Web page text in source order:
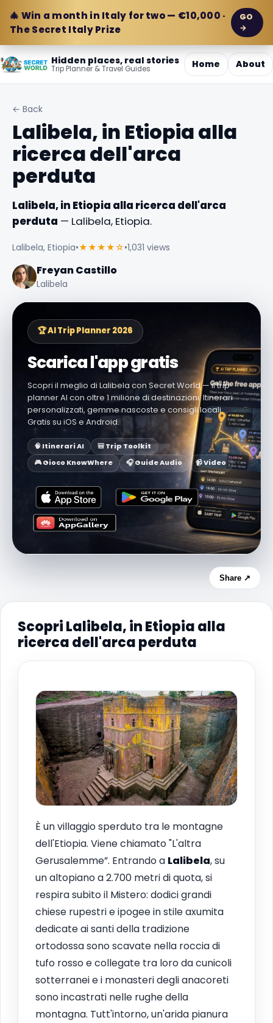
🎄 Win a month in Italy for two — €10,000 ·
The Secret Italy Prize
GO
→
Hidden places, real stories
Trip Planner & Travel Guides Home About
← Back
Lalibela, in Etiopia alla
ricerca dell'arca
perduta
Lalibela, in Etiopia alla ricerca dell'arca
perduta — Lalibela, Etiopia.
Lalibela, Etiopia•★★★★☆•1,031 views
Freyan Castillo
Lalibela
🏆 AI Trip Planner 2026
Scarica l'app gratis
Scopri il meglio di Lalibela con Secret World — il trip
planner AI con oltre 1 milione di destinazioni. Itinerari
personalizzati, gemme nascoste e consigli locali.
Gratis su iOS e Android.
🧠 Itinerari AI
🎒 Trip Toolkit
🎮 Gioco KnowWhere
🎧 Guide Audio 📹 Video
Share ↗
Scopri Lalibela, in Etiopia alla
ricerca dell'arca perduta
È un villaggio sperduto tra le montagne
dell'Etiopia. Viene chiamato "L'altra
Gerusalemme”. Entrando a Lalibela, su
un altopiano a 2.700 metri di quota, si
respira subito il Mistero: dodici grandi
chiese rupestri e ipogee in stile axumita
dedicate ai santi della tradizione
ortodossa sono scavate nella roccia di
tufo rosso e collegate tra loro da cunicoli
sotterranei e i monasteri degli anacoreti
sono incastrati nelle rughe della
montagna. Tutt'intorno, un'arida pianura